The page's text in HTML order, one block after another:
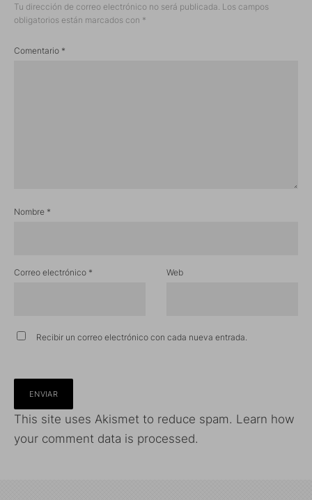
Tu dirección de correo electrónico no será publicada. Los campos
obligatorios están marcados con *
Comentario *
Nombre *
Correo electrónico * Web
Recibir un correo electrónico con cada nueva entrada.
This site uses Akismet to reduce spam. Learn how
your comment data is processed.